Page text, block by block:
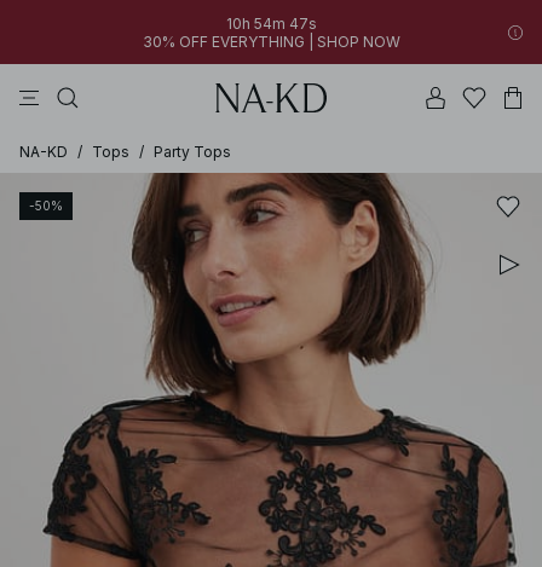
10h 54m 47s
30% OFF EVERYTHING | SHOP NOW
NA-KD / Tops / Party Tops
-50%